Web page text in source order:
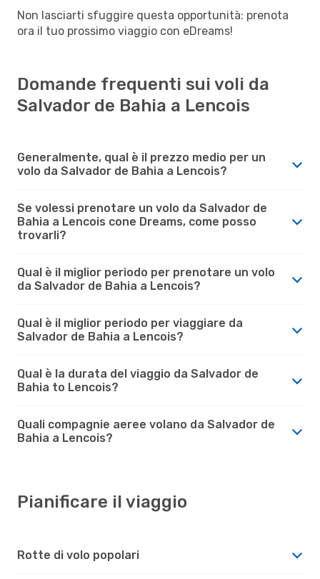
Non lasciarti sfuggire questa opportunità: prenota
ora il tuo prossimo viaggio con eDreams!
Domande frequenti sui voli da
Salvador de Bahia a Lencois
Generalmente, qual è il prezzo medio per un
volo da Salvador de Bahia a Lencois?
Se volessi prenotare un volo da Salvador de
Bahia a Lencois cone Dreams, come posso
trovarli?
Qual è il miglior periodo per prenotare un volo
da Salvador de Bahia a Lencois?
Qual è il miglior periodo per viaggiare da
Salvador de Bahia a Lencois?
Qual è la durata del viaggio da Salvador de
Bahia to Lencois?
Quali compagnie aeree volano da Salvador de
Bahia a Lencois?
Pianificare il viaggio
Rotte di volo popolari